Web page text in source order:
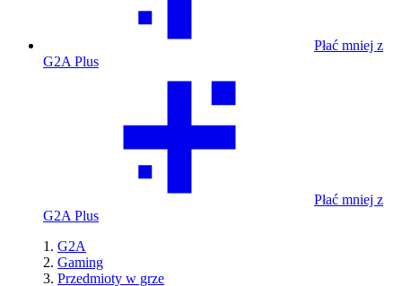
Płać mniej z
G2A Plus
Płać mniej z
G2A Plus
G2A
Gaming
Przedmioty w grze